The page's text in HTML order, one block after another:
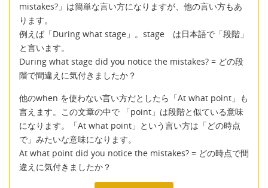
mistakes?」は簡単な言い方になりますが、他の言い方もあ
ります。
例えば「During what stage」。stage は日本語で「段階」
と言います。
During what stage did you notice the mistakes? = どの段
階で間違えに気付きましたか？
他のwhen を使わない言い方だとしたら「At what point」も
言えます。この文章の中で 「point」は段階と似ている意味
になります。「At what point」という言い方は「どの時点
で」みたいな意味になります。
At what point did you notice the mistakes? = どの時点で間
違えに気付きましたか？